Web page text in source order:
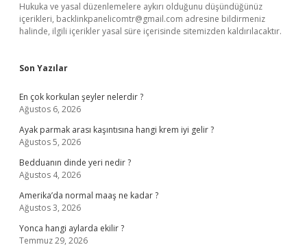
Hukuka ve yasal düzenlemelere aykırı olduğunu düşündüğünüz
içerikleri, backlinkpanelicomtr@gmail.com adresine bildirmeniz
halinde, ilgili içerikler yasal süre içerisinde sitemizden kaldırılacaktır.
Son Yazılar
En çok korkulan şeyler nelerdir ?
Ağustos 6, 2026
Ayak parmak arası kaşıntısına hangi krem iyi gelir ?
Ağustos 5, 2026
Bedduanın dinde yeri nedir ?
Ağustos 4, 2026
Amerika’da normal maaş ne kadar ?
Ağustos 3, 2026
Yonca hangi aylarda ekilir ?
Temmuz 29, 2026